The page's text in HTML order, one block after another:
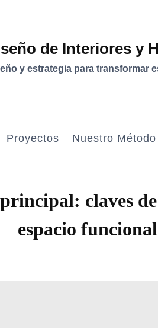
de Interiores y
y estrategia para transformar
Proyectos Nuestro Método
claves
espacio